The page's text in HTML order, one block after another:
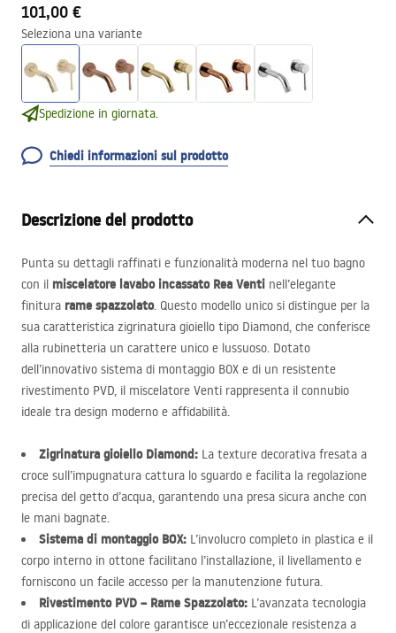
101,00 €
Seleziona una variante
Spedizione in giornata.
Chiedi informazioni sul prodotto
Descrizione del prodotto
Punta su dettagli raffinati e funzionalità moderna nel tuo bagno
con il miscelatore lavabo incassato Rea Venti nell’elegante
finitura rame spazzolato. Questo modello unico si distingue per la
sua caratteristica zigrinatura gioiello tipo Diamond, che conferisce
alla rubinetteria un carattere unico e lussuoso. Dotato
dell’innovativo sistema di montaggio BOX e di un resistente
rivestimento PVD, il miscelatore Venti rappresenta il connubio
ideale tra design moderno e affidabilità.
Zigrinatura gioiello Diamond: La texture decorativa fresata a
croce sull’impugnatura cattura lo sguardo e facilita la regolazione
precisa del getto d’acqua, garantendo una presa sicura anche con
le mani bagnate.
Sistema di montaggio BOX: L’involucro completo in plastica e il
corpo interno in ottone facilitano l’installazione, il livellamento e
forniscono un facile accesso per la manutenzione futura.
Rivestimento PVD – Rame Spazzolato: L’avanzata tecnologia
di applicazione del colore garantisce un’eccezionale resistenza a